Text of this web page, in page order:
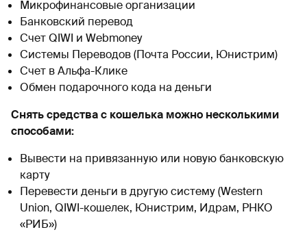
Микрофинансовые организации
Банковский перевод
Счет QIWI и Webmoney
Системы Переводов (Почта России, Юнистрим)
Счет в Альфа-Клике
Обмен подарочного кода на деньги
Снять средства с кошелька можно несколькими
способами:
Вывести на привязанную или новую банковскую
карту
Перевести деньги в другую систему (Western
Union, QIWI-кошелек, Юнистрим, Идрам, РНКО
«РИБ»)